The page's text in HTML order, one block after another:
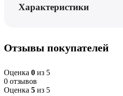
Характеристики
Отзывы покупателей
Оценка 0 из 5
0 отзывов
Оценка 5 из 5